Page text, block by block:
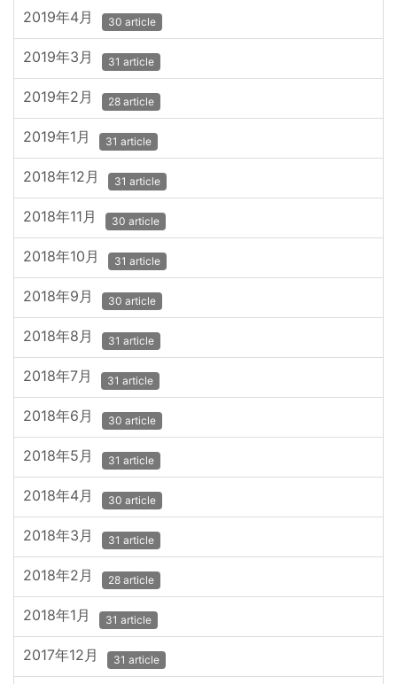
2019年4月 30 article
2019年3月 31 article
2019年2月 28 article
2019年1月 31 article
2018年12月 31 article
2018年11月 30 article
2018年10月 31 article
2018年9月 30 article
2018年8月 31 article
2018年7月 31 article
2018年6月 30 article
2018年5月 31 article
2018年4月 30 article
2018年3月 31 article
2018年2月 28 article
2018年1月 31 article
2017年12月 31 article